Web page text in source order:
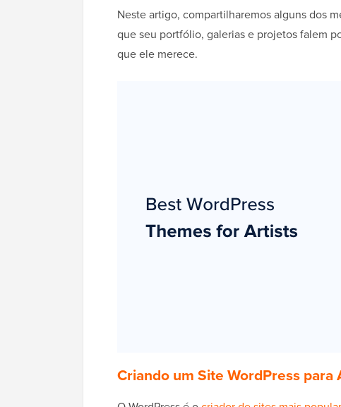
Neste artigo, compartilharemos alguns dos
que seu portfólio, galerias e projetos falem
que ele merece.
Criando um Site WordPress para